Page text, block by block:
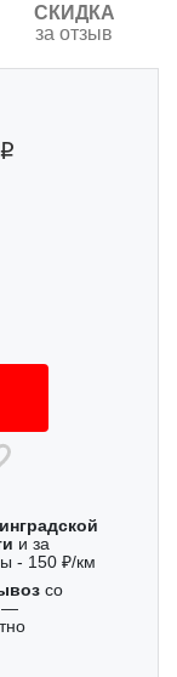
СКИДКА
за отзыв
и за
- 150 ₽/км
со
—